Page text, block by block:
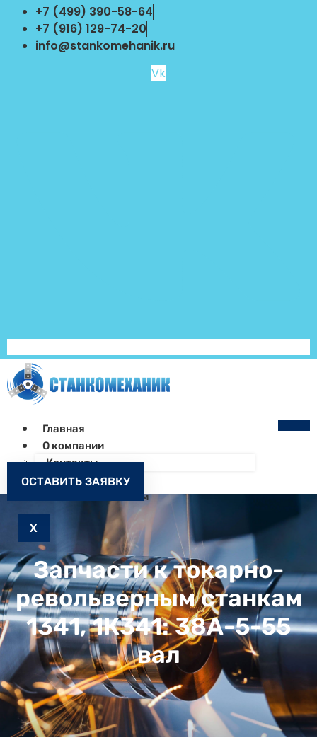
Перейти
содержимому
+7 (499) 390-58-64
+7 (916) 129-74-20
info@stankomehanik.ru
Vk
Главная
О компании
Контакты
Как заказать
Запчасти к станкам
X
ОСТАВИТЬ ЗАЯВКУ
Запчасти к токарно-
револьверным станкам
1341, 1К341: 38А-5-55
вал